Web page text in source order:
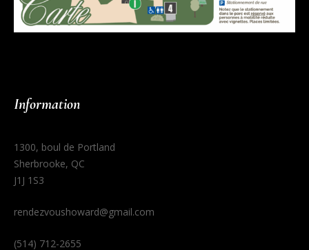
Information
1300, boul de Portland
Sherbrooke, QC
J1J 1S3
rendezvoushoward@gmail.com
(514) 712-2655